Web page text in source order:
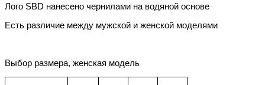
Лого SBD нанесено чернилами на водяной основе
Есть различие между мужской и женской моделями
Выбор размера, женская модель